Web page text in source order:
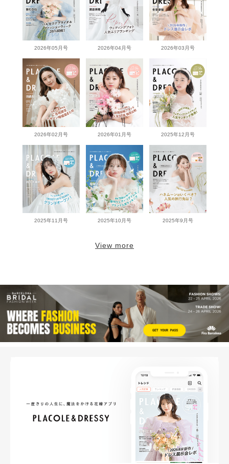
2026年05月号 2026年04月号 2026年03月号
2026年02月号 2026年01月号 2025年12月号
2025年11月号 2025年10月号 2025年9月号
View more